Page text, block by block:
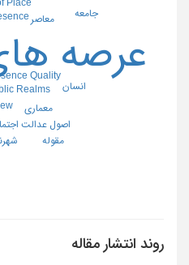
عرصه
Quality
Realms
Place
معاصر
معماری
اصول عدالت
انسان
جامعه
مقوله
روند انتشار مقاله